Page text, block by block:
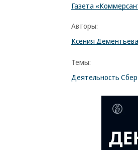
Газета
Авторы:
Ксения Дементьева
Темы:
Деятельность